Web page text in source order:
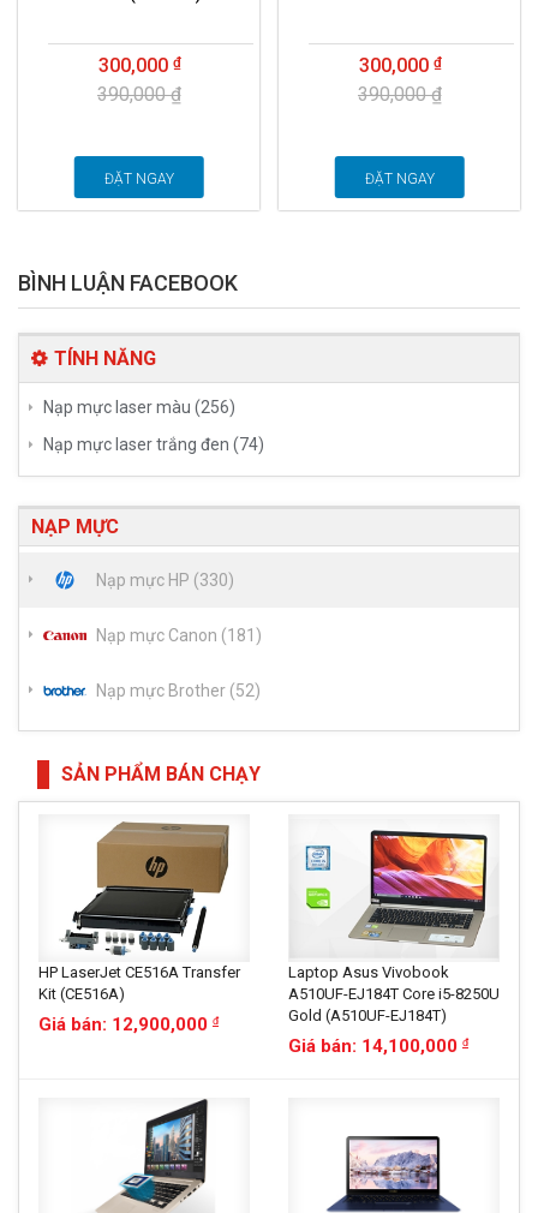
300,000
390,000 ₫
ĐẶT NGAY
300,000
390,000 ₫
ĐẶT NGAY
BÌNH LUẬN FACEBOOK
TÍNH NĂNG
Nạp mực laser màu (256)
Nạp mực laser trắng đen (74)
NẠP MỰC
Nạp mực HP (330)
Nạp mực Canon (181)
Nạp mực Brother (52)
SẢN PHẨM BÁN CHẠY
HP LaserJet CE516A Transfer
Kit (CE516A)
Giá bán: 12,900,000 đ
Laptop Asus Vivobook
A510UF-EJ184T Core i5-8250U
Gold (A510UF-EJ184T)
Giá bán: 14,100,000 đ